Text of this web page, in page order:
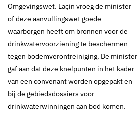
Omgevingswet. Laçin vroeg de minister
of deze aanvullingswet goede
waarborgen heeft om bronnen voor de
drinkwatervoorziening te beschermen
tegen bodemverontreiniging. De minister
gaf aan dat deze knelpunten in het kader
van een convenant worden opgepakt en
bij de gebiedsdossiers voor
drinkwaterwinningen aan bod komen.